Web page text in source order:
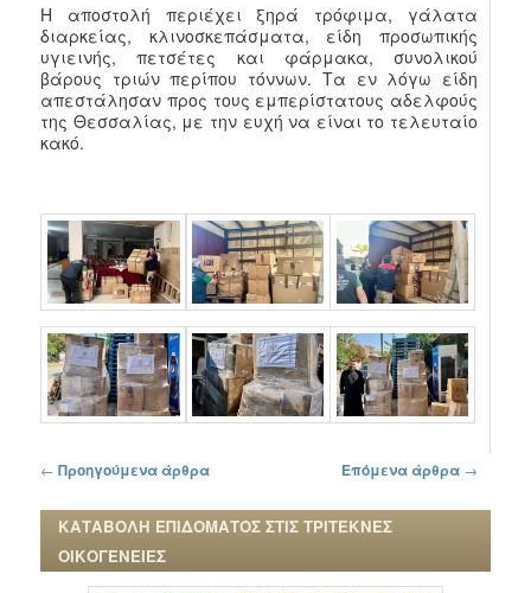
Η αποστολή περιέχει ξηρά τρόφιμα, γάλατα
διαρκείας, κλινοσκεπάσματα, είδη προσωπικής
υγιεινής, πετσέτες και φάρμακα, συνολικού
βάρους τριών περίπου τόννων. Τα εν λόγω είδη
απεστάλησαν προς τους εμπερίστατους αδελφούς
της Θεσσαλίας, με την ευχή να είναι το τελευταίο
κακό.
Πλοήγηση στα άρθρα
← Προηγούμενα άρθρα Επόμενα άρθρα →
ΚΑΤΑΒΟΛΗ ΕΠΙΔΟΜΑΤΟΣ ΣΤΙΣ ΤΡΙΤΕΚΝΕΣ
ΟΙΚΟΓΕΝΕΙΕΣ